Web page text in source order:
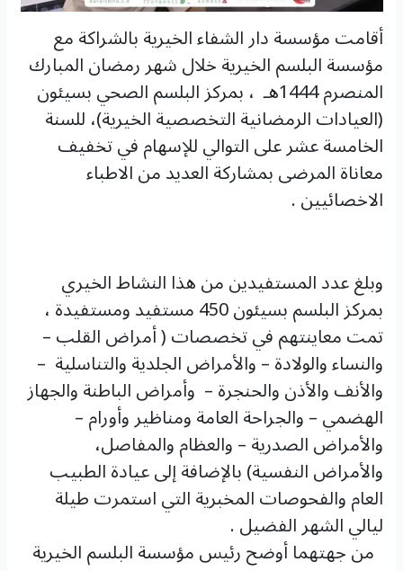
أقامت مؤسسة دار الشفاء الخيرية بالشراكة مع
مؤسسة البلسم الخيرية خلال شهر رمضان المبارك
المنصرم 1444هـ ، بمركز البلسم الصحي بسيئون
(العيادات الرمضانية التخصصية الخيرية)، للسنة
الخامسة عشر على التوالي للإسهام في تخفيف
معاناة المرضى بمشاركة العديد من الاطباء
الاخصائيين .
وبلغ عدد المستفيدين من هذا النشاط الخيري
بمركز البلسم بسيئون 450 مستفيد ومستفيدة ،
تمت معاينتهم في تخصصات ( أمراض القلب –
والنساء والولادة – والأمراض الجلدية والتناسلية –
والأنف والأذن والحنجرة – وأمراض الباطنة والجهاز
الهضمي – والجراحة العامة ومناظير وأورام –
والأمراض الصدرية – والعظام والمفاصل،
والأمراض النفسية) بالإضافة إلى عيادة الطبيب
العام والفحوصات المخبرية التي استمرت طيلة
ليالي الشهر الفضيل .
من جهتهما أوضح رئيس مؤسسة البلسم الخيرية